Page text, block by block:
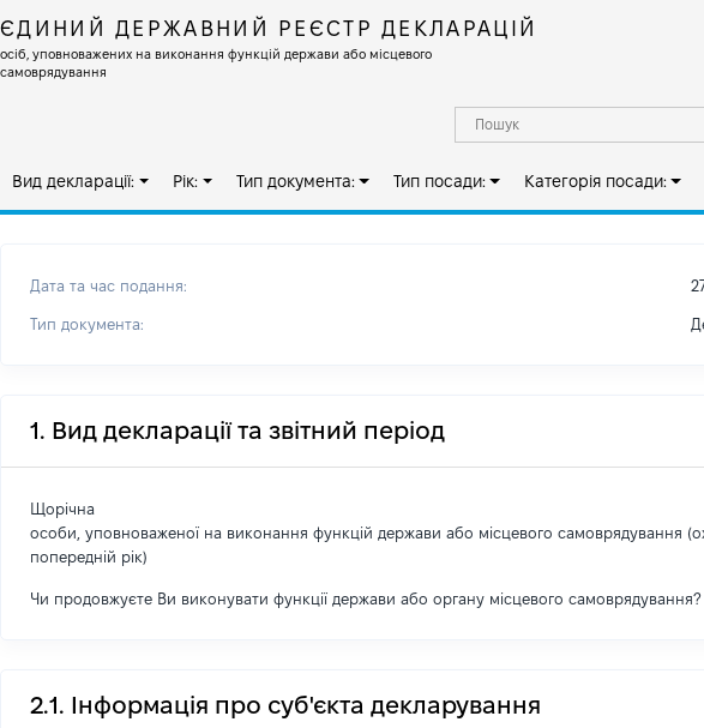
ЄДИНИЙ ДЕРЖАВНИЙ РЕЄСТР ДЕКЛАРАЦІЙ
осіб, уповноважених на виконання функцій держави або місцевого
самоврядування
Вид декларації: Рік: Тип документа: Тип посади: Категорія посади:
Дата та час подання:
Тип документа:
1. Вид декларації та звітний період
Щорічна
особи, уповноваженої на виконання функцій держави або місцевого самоврядування
попередній рік)
Чи продовжуєте Ви виконувати функції держави або органу місцевого самоврядування?
2.1. Інформація про суб'єкта декларування